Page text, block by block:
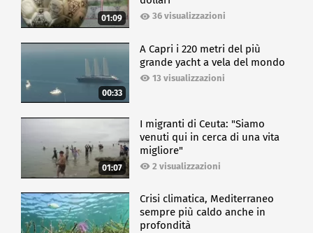
01:09 36 visualizzazioni
00:33
A Capri i 220 metri del più
grande yacht a vela del mondo
13 visualizzazioni
01:07
I migranti di Ceuta: "Siamo
venuti qui in cerca di una vita
migliore"
2 visualizzazioni
Crisi climatica, Mediterraneo
sempre più caldo anche in
profondità